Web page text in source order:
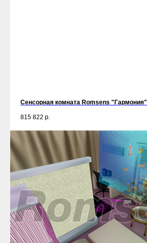
Сенсорная комната Romsens "Гармония"
815 822 р.